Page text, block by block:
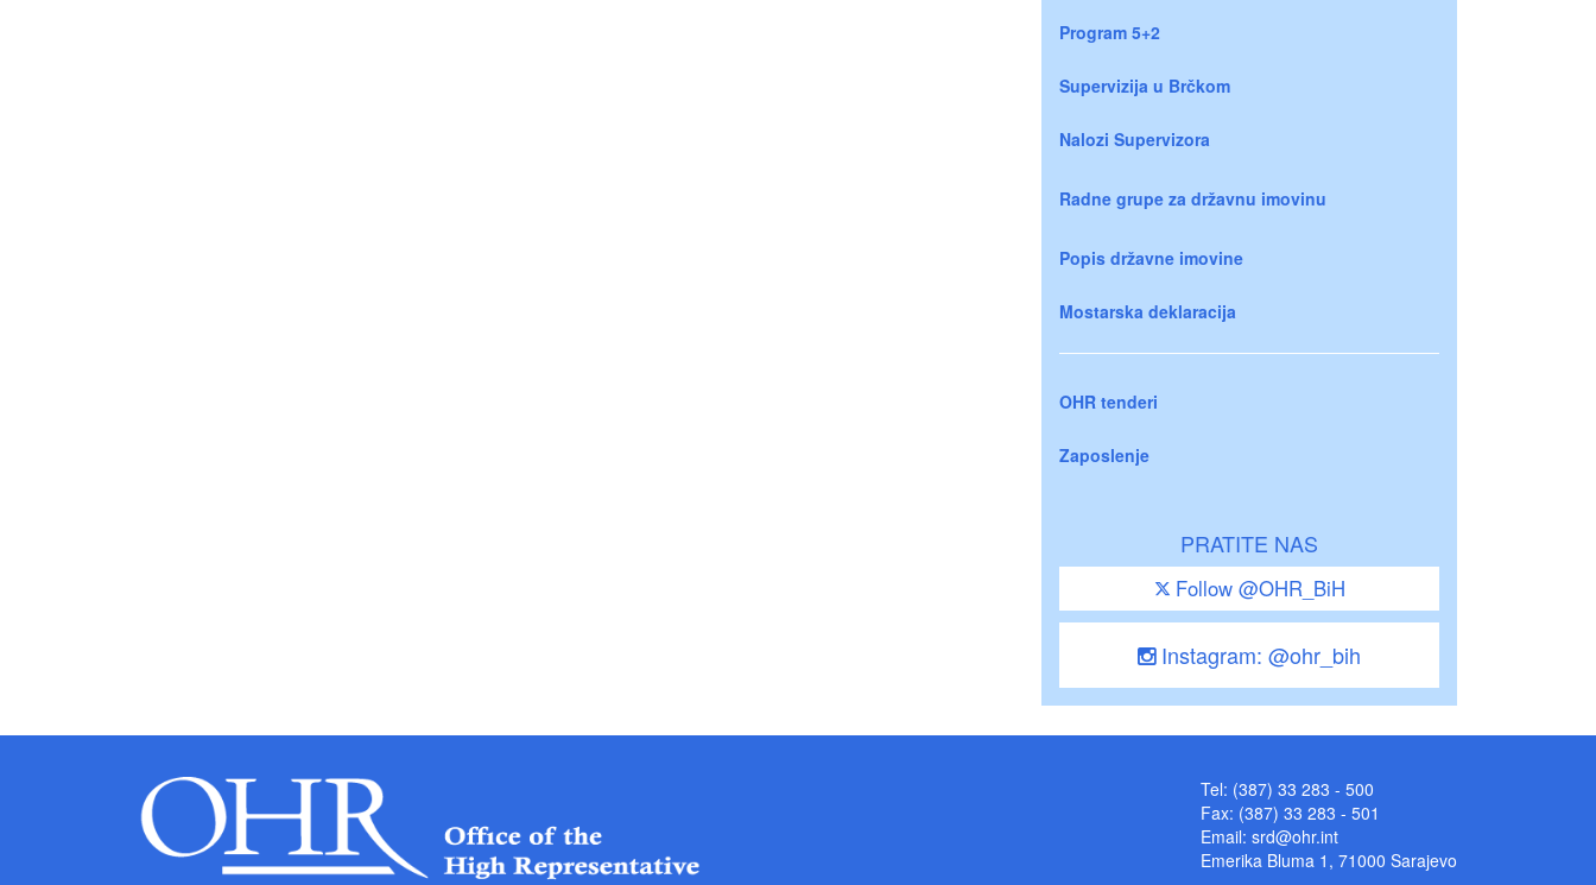
Program 5+2
Supervizija u Brčkom
Nalozi Supervizora
Radne grupe za državnu imovinu
Popis državne imovine
Mostarska deklaracija
OHR tenderi
Zaposlenje
PRATITE NAS
Follow @OHR_BiH
Instagram: @ohr_bih
Tel: (387) 33 283 - 500
Fax: (387) 33 283 - 501
Email: srd@ohr.int
Emerika Bluma 1, 71000 Sarajevo